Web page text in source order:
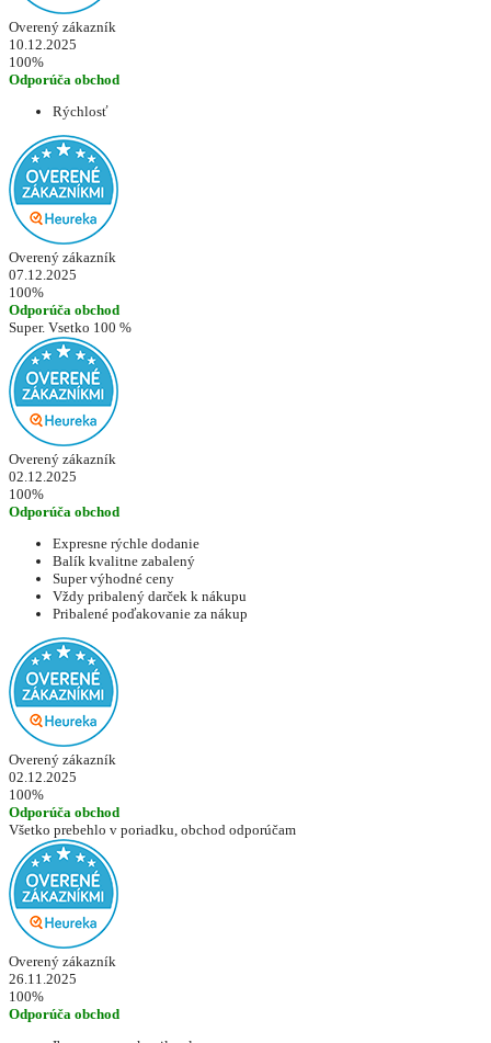
Overený zákazník
10.12.2025
100%
Odporúča obchod
Rýchlosť
Overený zákazník
07.12.2025
100%
Odporúča obchod
Super. Vsetko 100 %
Overený zákazník
02.12.2025
100%
Odporúča obchod
Expresne rýchle dodanie
Balík kvalitne zabalený
Super výhodné ceny
Vždy pribalený darček k nákupu
Pribalené poďakovanie za nákup
Overený zákazník
02.12.2025
100%
Odporúča obchod
Všetko prebehlo v poriadku, obchod odporúčam
Overený zákazník
26.11.2025
100%
Odporúča obchod